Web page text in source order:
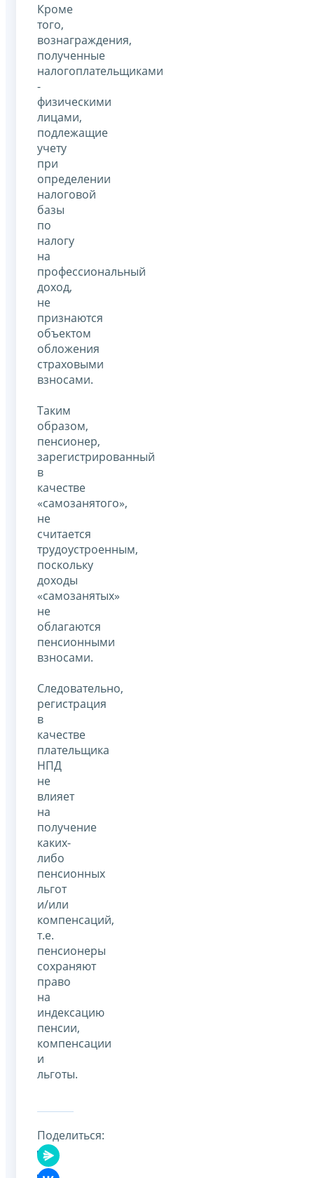
Кроме
того,
вознаграждения,
полученные
налогоплательщиками
-
физическими
лицами,
подлежащие
учету
при
определении
налоговой
базы
по
налогу
на
профессиональный
доход,
не
признаются
объектом
обложения
страховыми
взносами.
Таким
образом,
пенсионер,
зарегистрированный
в
качестве
«самозанятого»,
не
считается
трудоустроенным,
поскольку
доходы
«самозанятых»
не
облагаются
пенсионными
взносами.
Следовательно,
регистрация
в
качестве
плательщика
НПД
не
влияет
на
получение
каких-
либо
пенсионных
льгот
и/или
компенсаций,
т.е.
пенсионеры
сохраняют
право
на
индексацию
пенсии,
компенсации
и
льготы.
Поделиться: